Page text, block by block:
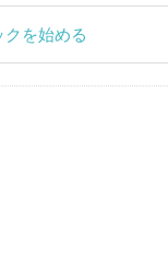
を始める